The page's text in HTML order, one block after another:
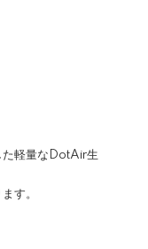
た軽量なDotAir生
す。